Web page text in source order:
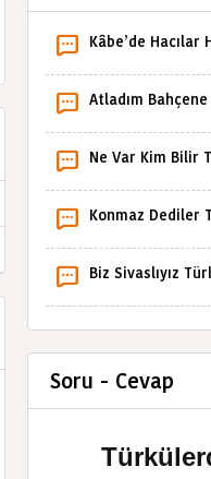
Kâbe’de
Atladım
Ne Var Kim Bilir
Konmaz Dediler
Biz Sivaslıyız
Soru - Cevap